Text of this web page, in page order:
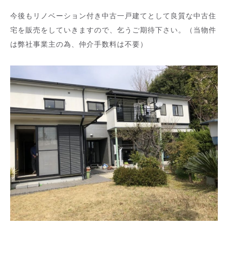
今後もリノベーション付き中古一戸建てとして良質な中古住
宅を販売をしていきますので、乞うご期待下さい。（当物件
は弊社事業主の為、仲介手数料は不要）